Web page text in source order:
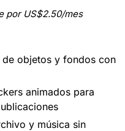
por US$2.50/mes
objetos y fondos con
animados para
y música sin